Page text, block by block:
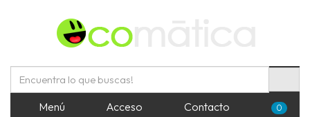
Menú Acceso Contacto 0